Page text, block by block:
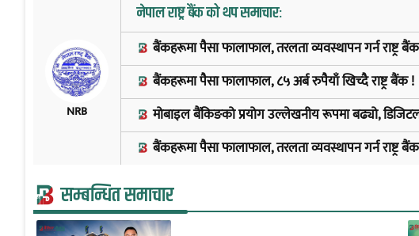
NRB
नेपाल राष्ट्र बैंक को थप समाचार:
बैंकहरूमा पैसा फालाफाल, तरलता व्यवस्थापन गर्न राष्ट्र
बैंकहरूमा पैसा फालाफाल, ८५ अर्ब रुपैयाँ खिच्दै राष्ट्र बैंक !
मोबाइल बैंकिङको प्रयोग उल्लेखनीय रूपमा बढ्यो,
बैंकहरूमा पैसा फालाफाल, तरलता व्यवस्थापन गर्न राष्ट्र
सम्बन्धित समाचार